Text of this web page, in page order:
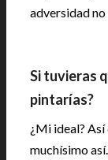
adversidad
Si tuvieras
pintarías?
¿Mi ideal?
muchísimo